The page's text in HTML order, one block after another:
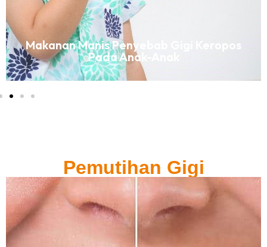
Makanan Manis Penyebab Gigi Keropos
Pada Anak-Anak
Pemutihan Gigi